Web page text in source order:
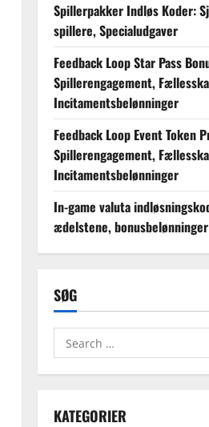
Spillerpakker Indløs Koder:
spillere, Specialudgaver
Feedback Loop Star Pass
Spillerengagement,
Incitamentsbelønninger
Feedback Loop Event Token
Spillerengagement,
Incitamentsbelønninger
In-game valuta
ædelstene, bonusbelønninger
SØG
Search
for:
KATEGORIER